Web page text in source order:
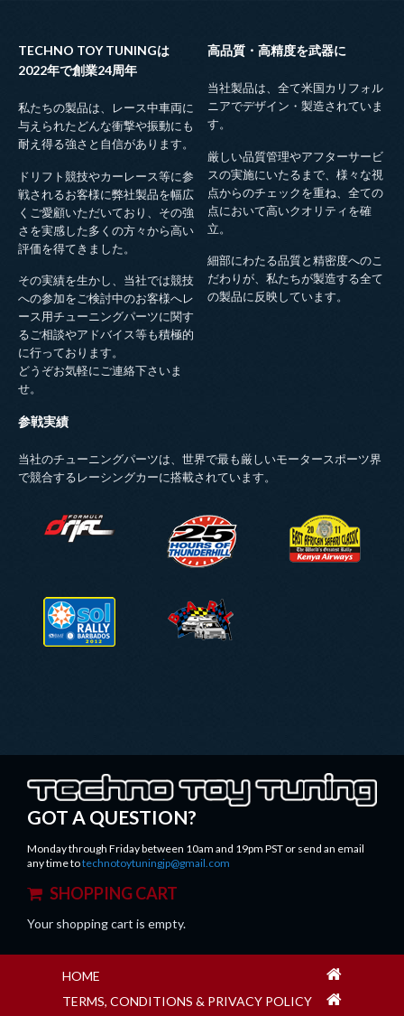
TECHNO TOY TUNINGは
2022年で創業24周年
私たちの製品は、レース中車両に
与えられたどんな衝撃や振動にも
耐え得る強さと自信があります。
ドリフト競技やカーレース等に参
戦されるお客様に弊社製品を幅広
くご愛顧いただいており、その強
さを実感した多くの方々から高い
評価を得てきました。
その実績を生かし、当社では競技
への参加をご検討中のお客様へレ
ース用チューニングパーツに関す
るご相談やアドバイス等も積極的
に行っております。
どうぞお気軽にご連絡下さいま
せ。
高品質・高精度を武器に
当社製品は、全て米国カリフォル
ニアでデザイン・製造されていま
す。
厳しい品質管理やアフターサービ
スの実施にいたるまで、様々な視
点からのチェックを重ね、全ての
点において高いクオリティを確
立。
細部にわたる品質と精密度へのこ
だわりが、私たちが製造する全て
の製品に反映しています。
参戦実績
当社のチューニングパーツは、世界で最も厳しいモータースポーツ界
で競合するレーシングカーに搭載されています。
FDLOGO.PNG
EASR-LOGO-
2011.PNG
SOLRALLY.PNG BARL_LOGO.PNG
TECHNOTOYTUNING.PNG
GOT A QUESTION?
Monday through Friday between 10am and 19pm PST or send an email
any time totechnotoytuningjp@gmail.com
SHOPPING CART
Your shopping cart is empty.
HOME
TERMS, CONDITIONS & PRIVACY POLICY